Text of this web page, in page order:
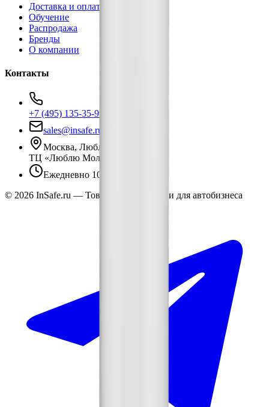
Доставка и оплата
Обучение
Распродажа
Бренды
О компании
Контакты
+7 (495) 135-35-99
sales@insafe.ru
Москва, Люблинская ул., 153.
ТЦ «Люблю Молл», -1 уровень
Ежедневно 10:00 — 19:00
© 2026 InSafe.ru — Товары и технологии для автобизнеса